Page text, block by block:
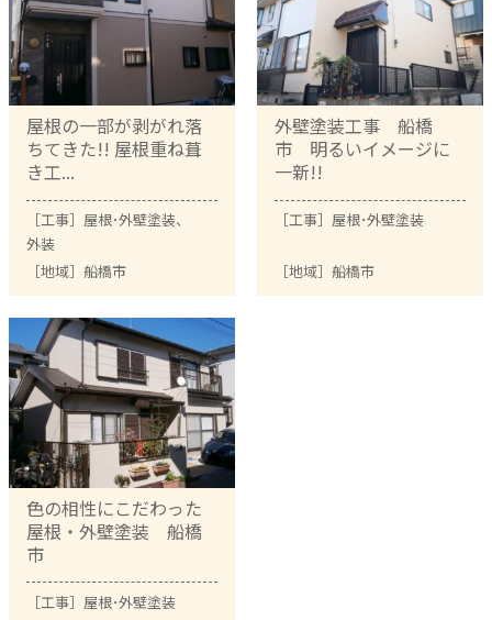
屋根の一部が剥がれ落
ちてきた!! 屋根重ね葺
き工...
［工事］ 屋根･外壁塗装、
外装
［地域］ 船橋市
外壁塗装工事 船橋
市 明るいイメージに
一新!!
［工事］ 屋根･外壁塗装
［地域］ 船橋市
色の相性にこだわった
屋根・外壁塗装 船橋
市
［工事］ 屋根･外壁塗装